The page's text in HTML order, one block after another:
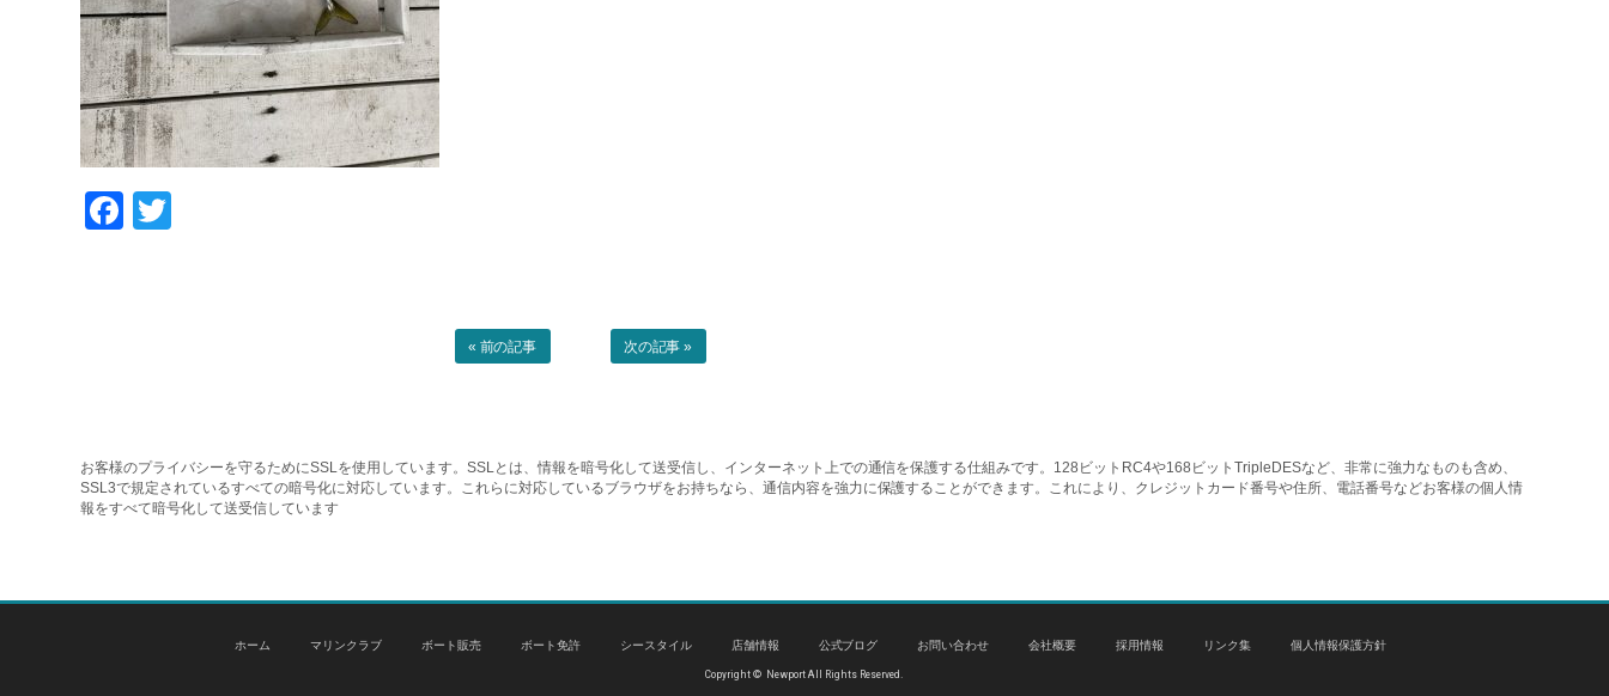
Facebook
« 前の記事 次の記事 »
お客様のプライバシーを守るためにSSLを使用しています。SSLとは、情報を暗号化して送受信し、インターネット上での通信を保護する仕組みです。128ビットRC4や168ビットTripleDESなど、非常に強力なものも含め、
SSL3で規定されているすべての暗号化に対応しています。これらに対応しているブラウザをお持ちなら、通信内容を強力に保護することができます。これにより、クレジットカード番号や住所、電話番号などお客様の個人情
報をすべて暗号化して送受信しています
ホーム マリンクラブ ボート販売 ボート免許 シースタイル 店舗情報 公式ブログ お問い合わせ 会社概要 採用情報 リンク集 個人情報保護方針
Copyright © Newport All Rights Reserved.